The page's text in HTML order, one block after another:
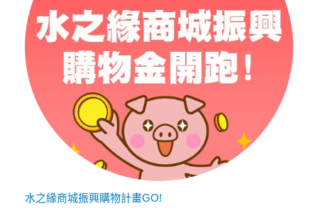
水之緣商城振興購物計畫GO!